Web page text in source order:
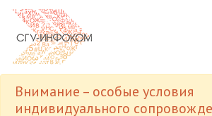
Внимание – особые условия
индивидуального